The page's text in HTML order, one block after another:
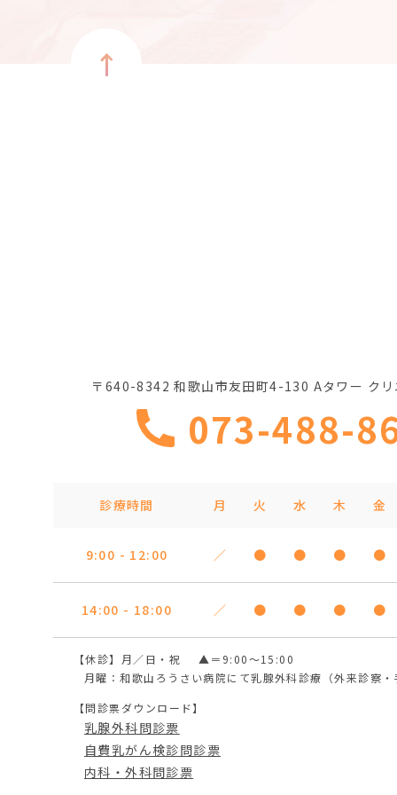
〒640-8342 和歌山市友田町4-130 Aタワー ク
073-488-
診療時間 月 火 水 木 金
9:00 - 12:00 ／ ● ● ● ●
14:00 - 18:00 ／ ● ● ● ●
【休診】月／日・祝
▲＝9:00～15:00
月曜：和歌山ろうさい病院にて乳腺外科診療（外来診察
【問診票ダウンロード】
乳腺外科問診票
自費乳がん検診問診票
内科・外科問診票